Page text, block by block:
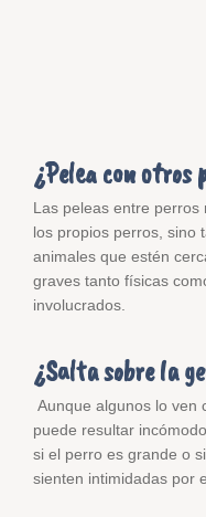
¿Pelea con otros
Las peleas entre perros
los propios perros, sino
animales que estén
graves tanto físicas
involucrados.
¿Salta sobre la
Aunque algunos lo ven
puede resultar
si el perro es grande o
sienten intimidadas por